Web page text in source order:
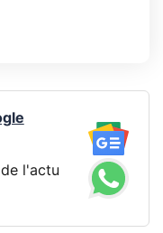
l'actu